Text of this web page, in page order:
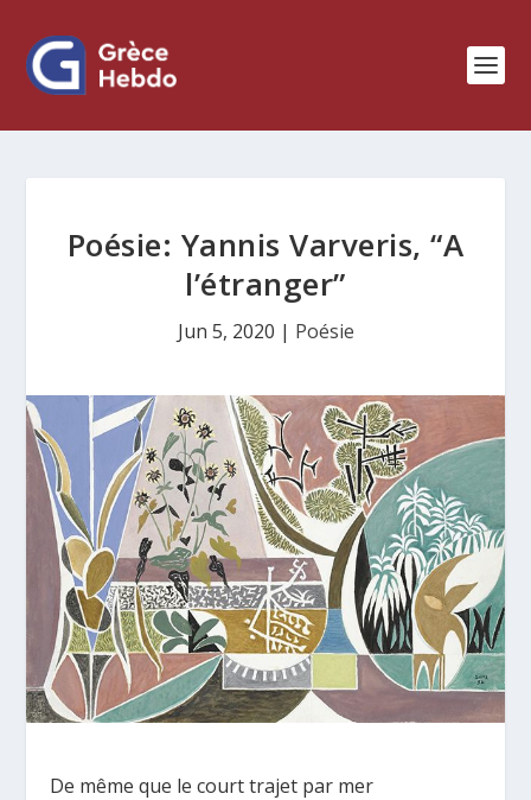
Poésie: Yannis Varveris, “A
l’étranger”
Jun 5, 2020 | Poésie
De même que le court trajet par mer